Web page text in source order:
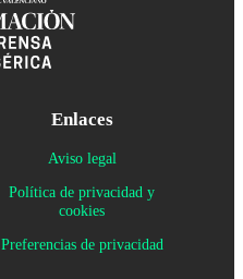
Enlaces
Aviso legal
Política de privacidad y
cookies
Preferencias de privacidad